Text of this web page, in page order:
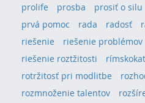
prolife
prosba prosiť o silu
prvá pomoc
rada radosť
riešenie
riešenie problémov
riešenie roztžitosti
rotržitosť pri modlitbe
rozmnoženie talentov